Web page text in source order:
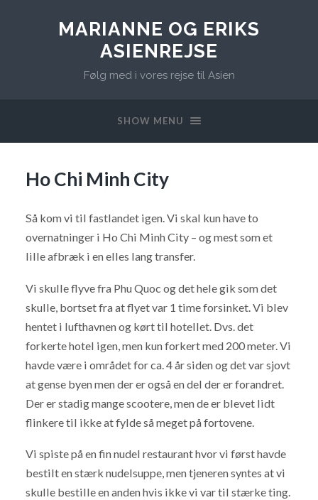
MARIANNE OG ERIKS
ASIENREJSE
Følg med i vores rejse til Asien
SHOW MENU
Ho Chi Minh City
Så kom vi til fastlandet igen. Vi skal kun have to
overnatninger i Ho Chi Minh City – og mest som et
lille afbræk i en elles lang transfer.
Vi skulle flyve fra Phu Quoc og det hele gik som det
skulle, bortset fra at flyet var 1 time forsinket. Vi blev
hentet i lufthavnen og kørt til hotellet. Dvs. det
forkerte hotel igen, men kun forkert med 200 meter. Vi
havde være i området for ca. 4 år siden og det var sjovt
at gense byen men der er også en del der er forandret.
Der er stadig mange scootere, men de er blevet lidt
flinkere til ikke at fylde så meget på fortovene.
Vi spiste på en fin nudel restaurant hvor vi først havde
bestilt en stærk nudelsuppe, men tjeneren syntes at vi
skulle bestille en anden hvis ikke vi var til stærke ting.